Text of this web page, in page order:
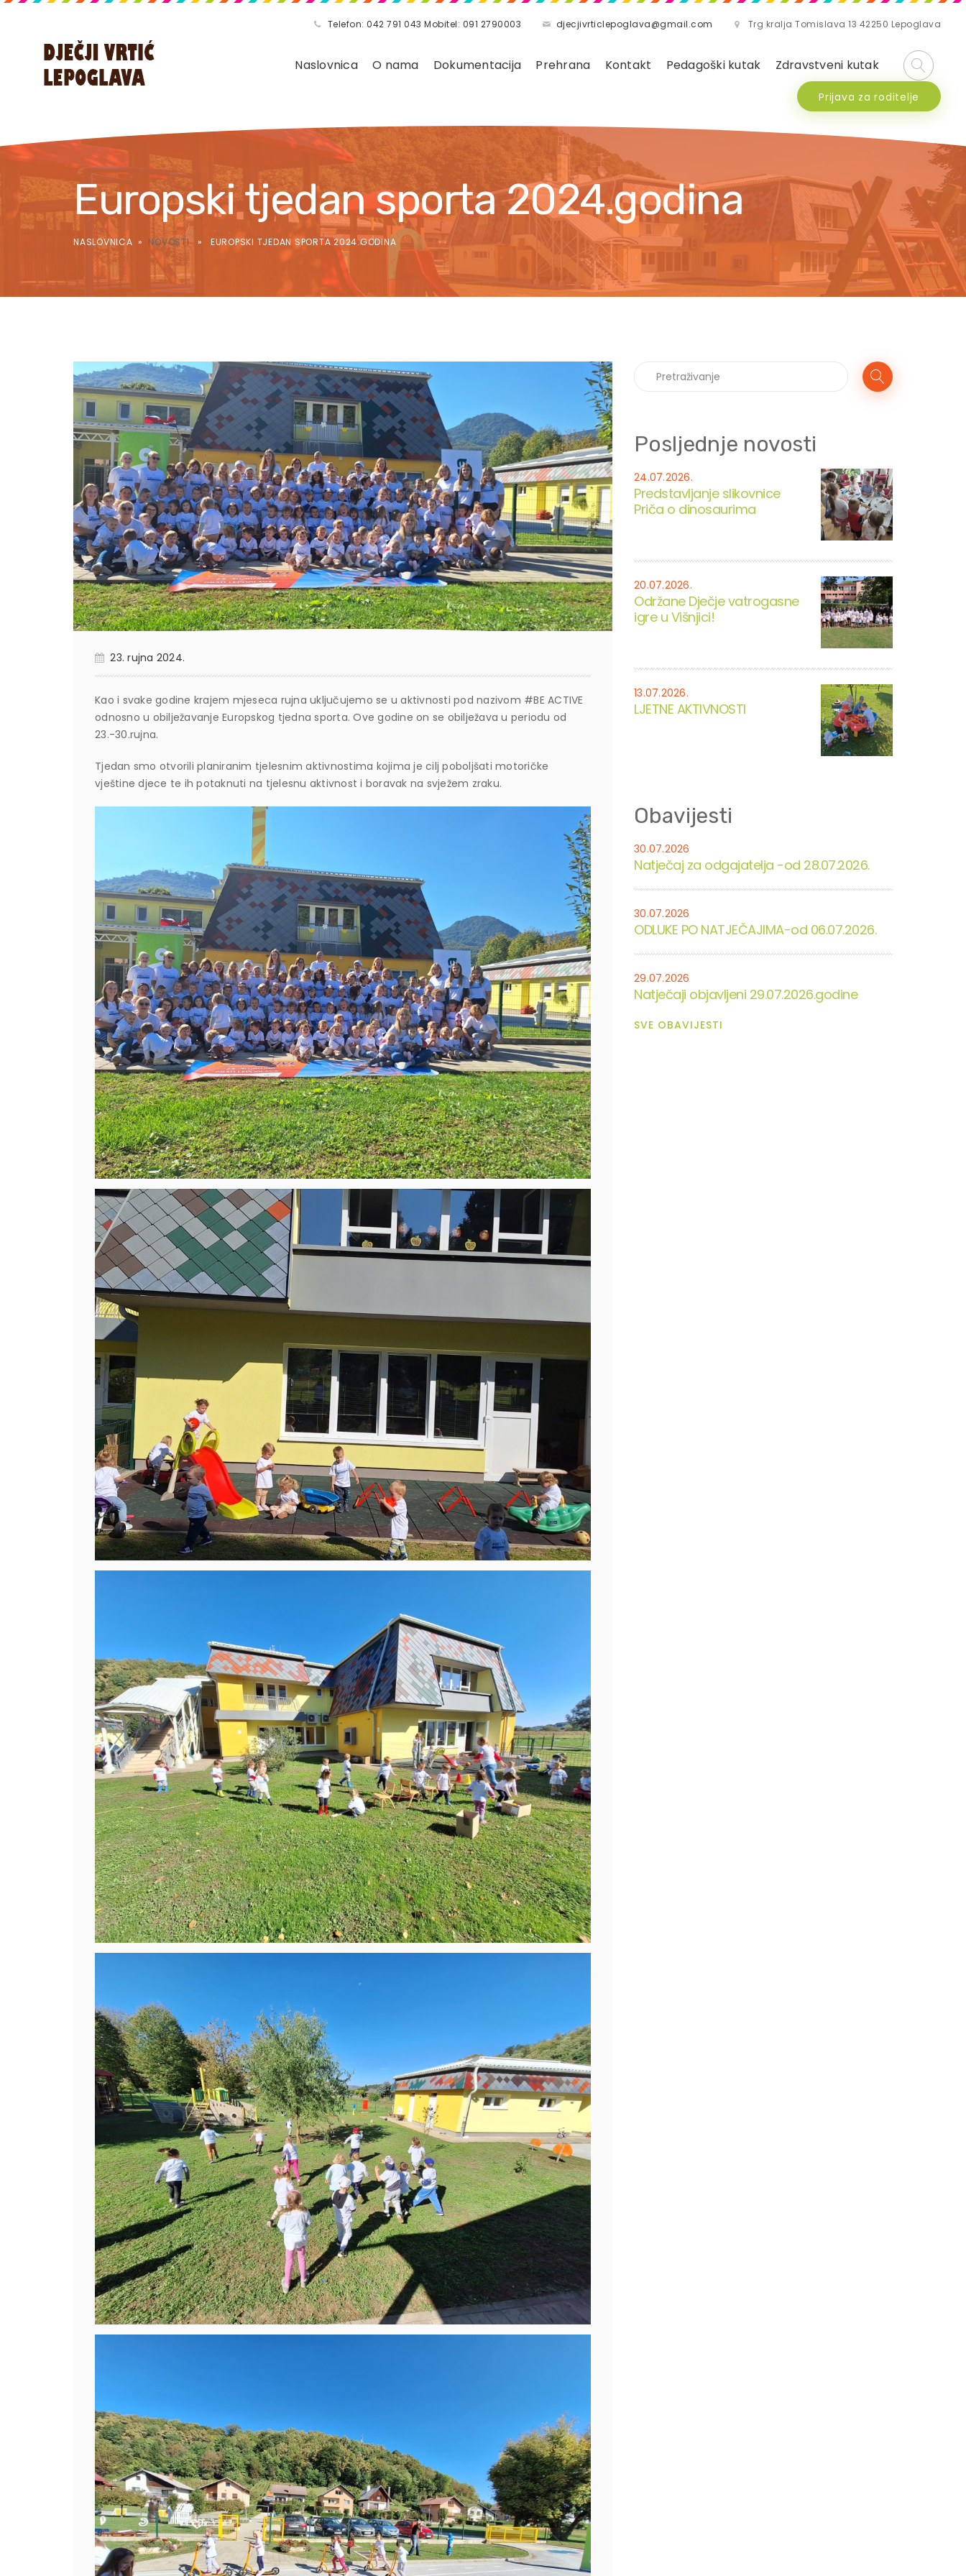
Telefon: 042 791 043 Mobitel: 091 2790003 djecjivrticlepoglava@gmail.com Trg kralja Tomislava 13 42250 Lepoglava
Naslovnica O nama Dokumentacija Prehrana Kontakt Pedagoški kutak Zdravstveni kutak
Prijava za roditelje
Europski tjedan sporta 2024.godina
NASLOVNICA » NOVOSTI» EUROPSKI TJEDAN SPORTA 2024.GODINA
23. rujna 2024.
Kao i svake godine krajem mjeseca rujna uključujemo se u aktivnosti pod nazivom #BE ACTIVE
odnosno u obilježavanje Europskog tjedna sporta. Ove godine on se obilježava u periodu od
23.-30.rujna.
Tjedan smo otvorili planiranim tjelesnim aktivnostima kojima je cilj poboljšati motoričke
vještine djece te ih potaknuti na tjelesnu aktivnost i boravak na svježem zraku.
Posljednje novosti
24.07.2026.
Predstavljanje slikovnice
Priča o dinosaurima
20.07.2026.
Održane Dječje vatrogasne
igre u Višnjici!
13.07.2026.
LJETNE AKTIVNOSTI
Obavijesti
30.07.2026
Natječaj za odgajatelja -od 28.07.2026.
30.07.2026
ODLUKE PO NATJEČAJIMA-od 06.07.2026.
29.07.2026
Natječaji objavljeni 29.07.2026.godine
SVE OBAVIJESTI